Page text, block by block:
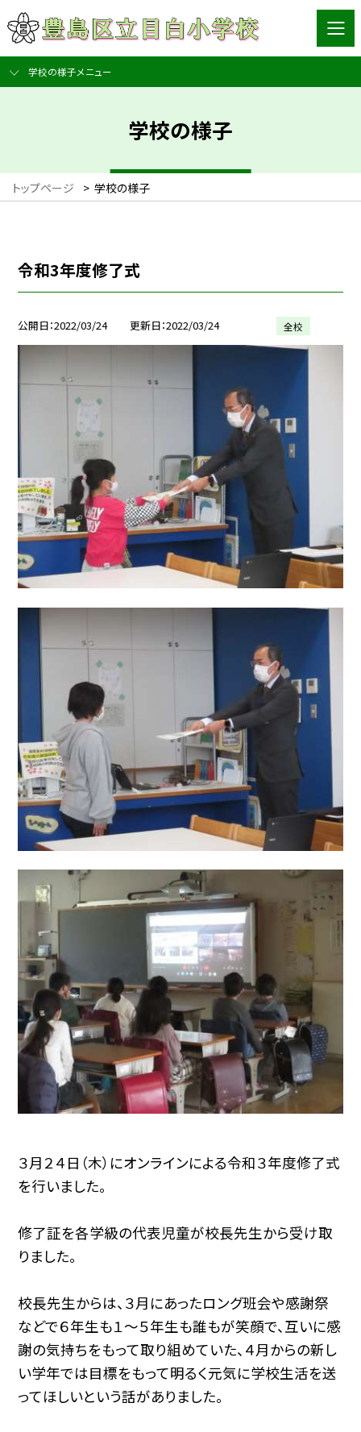
学校の様子メニュー
学校の様子
トップページ > 学校の様子
令和3年度修了式
公開日 2022/03/24 更新日 2022/03/24 全校
３月２４日（木）にオンラインによる令和３年度修了式
を行いました。
修了証を各学級の代表児童が校長先生から受け取
りました。
校長先生からは、３月にあったロング班会や感謝祭
などで６年生も１〜５年生も誰もが笑顔で、互いに感
謝の気持ちをもって取り組めていた、４月からの新し
い学年では目標をもって明るく元気に学校生活を送
ってほしいという話がありました。